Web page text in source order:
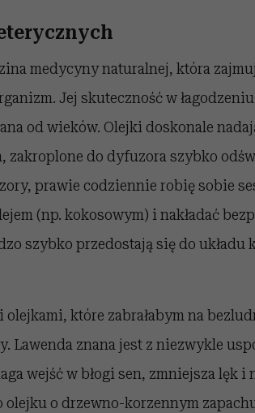
medycyny naturalnej, która
Jej skuteczność w
od wieków. Olejki doskonale
zakroplone do dyfuzora szybko
prawie codziennie robię sobie
(np. kokosowym) i nakładać
szybko przedostają się do układu
które zabrałabym na
Lawenda znana jest z niezwykle
wejść w błogi sen, zmniejsza lęk i
olejku o drzewno-korzennym